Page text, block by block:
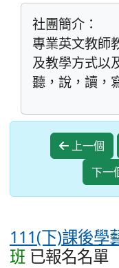
社團簡介：
專業英文教師
及教學方式以
聽，說，讀，
上一個
下一
111(下)課後學
班 已報名名單